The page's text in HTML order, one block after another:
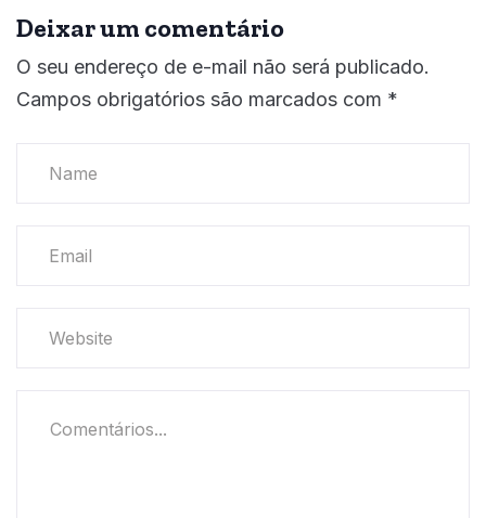
Deixar um comentário
O seu endereço de e-mail não será publicado.
Campos obrigatórios são marcados com *